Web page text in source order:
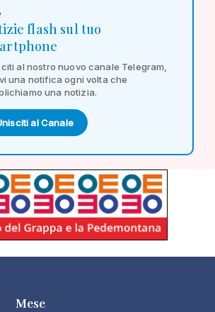
flash sul tuo
al nostro nuovo canale Telegram,
una notifica ogni volta che
una notizia.
al Canale
Mese